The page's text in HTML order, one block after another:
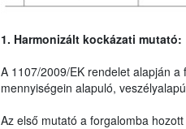
1. Harmonizált kockázati mutató:
A 1107/2009/EK rendelet alapján
mennyiségein alapuló,
Az első mutató a forgalomba